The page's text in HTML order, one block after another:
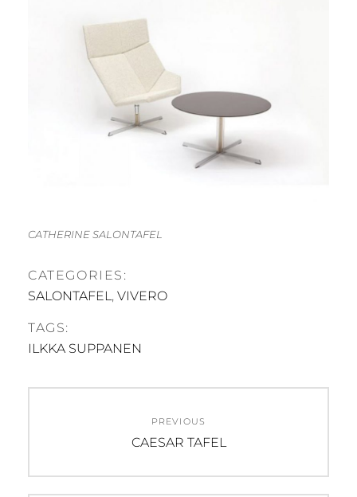
CATHERINE SALONTAFEL
CATEGORIES:
SALONTAFEL, VIVERO
TAGS:
ILKKA SUPPANEN
navigation
PREVIOUS
Previous
CAESAR TAFEL